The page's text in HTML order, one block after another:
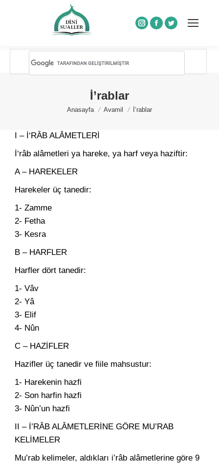
Instagram
Facebook
Twitter
İ’rablar
You are here:
Anasayfa Avamil İ’rablar
I – İ‘RÂB ALÂMETLERİ
İ‘râb alâmetleri ya hareke, ya harf veya haziftir:
A – HAREKELER
Harekeler üç tanedir:
1- Zamme
2- Fetha
3- Kesra
B – HARFLER
Harfler dört tanedir:
1- Vâv
2- Yâ
3- Elif
4- Nûn
C – HAZİFLER
Hazifler üç tanedir ve fiile mahsustur:
1- Harekenin hazfi
2- Son harfin hazfi
3- Nûn’un hazfi
II – İ’RÂB ALÂMETLERİNE GÖRE MU’RAB
KELİMELER
Mu’rab kelimeler, aldıkları i’râb alâmetlerine göre 9